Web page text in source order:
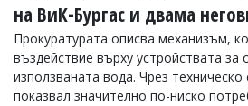
на ВиК-Бургас и двама
Прокуратурата описва механизъм,
въздействие върху устройствата за
използваната вода. Чрез
показвал значително по-ниско